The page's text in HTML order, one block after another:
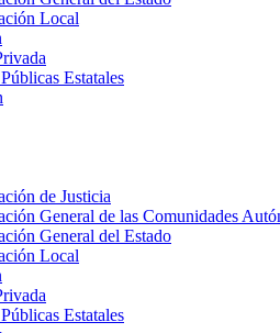
Local
Estatales
de Justicia
General de las Comunidades
General del Estado
Local
Estatales